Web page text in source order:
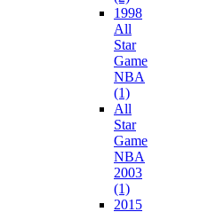
1998
All
Star
Game
NBA
(1)
All
Star
Game
NBA
2003
(1)
2015